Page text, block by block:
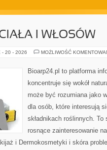
I WŁOSÓW
- 20 - 2026 MOŻLIWOŚĆ
Bioarp24.pl to platforma
koncentruje się wokół
może być rozumiana jako
dla osób, które interesują
składnikach roślinnych.
rosnące zainteresowanie
i Dermokosmetyki i skóra